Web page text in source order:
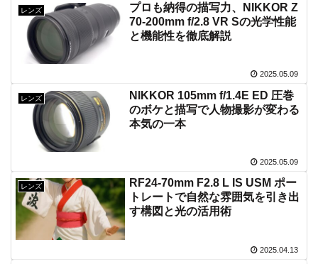
レンズ
プロも納得の描写力、NIKKOR Z
70-200mm f/2.8 VR Sの光学性能
と機能性を徹底解説
2025.05.09
レンズ
NIKKOR 105mm f/1.4E ED 圧巻
のボケと描写で人物撮影が変わる
本気の一本
2025.05.09
レンズ
RF24-70mm F2.8 L IS USM ポー
トレートで自然な雰囲気を引き出
す構図と光の活用術
2025.04.13